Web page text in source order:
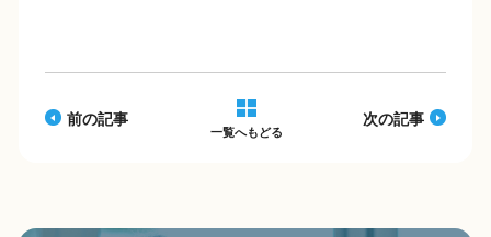
o
前の記事
一覧へもどる
次の記事